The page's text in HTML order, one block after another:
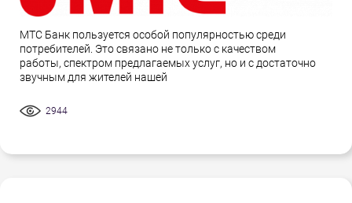
МТС Банк пользуется особой популярностью среди
потребителей. Это связано не только с качеством
работы, спектром предлагаемых услуг, но и с достаточно
звучным для жителей нашей
2944